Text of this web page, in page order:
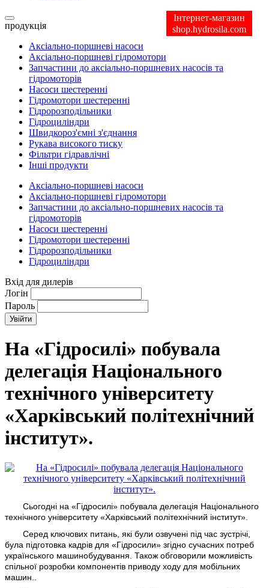
Інтернет-магазин
shop.hydrosila.com
продукція
Аксіально-поршневі насоси
Аксіально-поршневі гідромотори
Запчастини до аксіально-поршневих насосів та
гідромоторів
Насоси шестеренні
Гідромотори шестеренні
Гідророзподільники
Гідроциліндри
Швидкороз'ємні з'єднання
Рукава високого тиску
Фільтри гідравлічні
Інші продукти
Аксіально-поршневі насоси
Аксіально-поршневі гідромотори
Запчастини до аксіально-поршневих насосів та
гідромоторів
Насоси шестеренні
Гідромотори шестеренні
Гідророзподільники
Гідроциліндри
Вхід для дилерів
Логін
Пароль
На «Гідросилі» побувала
делегація Національного
технічного університету
«Харківський політехнічний
інститут».
Сьогодні на «Гідросилі» побувала делегація Національного
технічного університету «Харківський політехнічний інститут».
Серед ключових питань, які були озвучені під час зустрічі,
була підготовка кадрів для «Гідросили» згідно сучасних потреб
українського машинобудування. Також обговорили можливість
спільної розробки компонентів приводу ходу для мобільних
машин..